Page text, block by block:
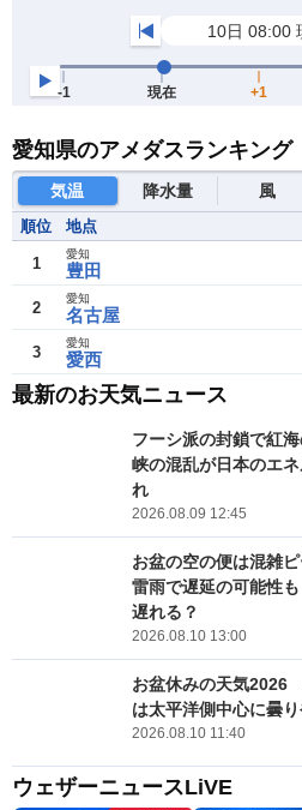
愛知県のアメダスランキング
気温 降水量 風
順位 地点
1 豊田
愛知
2 名古屋
愛知
3 愛西
愛知
最新のお天気ニュース
フーシ派の封鎖で紅
峡の混乱が日本のエ
れ
2026.08.09 12:45
お盆の空の便は混雑
雷雨で遅延の可能性
遅れる？
2026.08.10 13:00
お盆休みの天気
は太平洋側中心に曇
2026.08.10 11:40
ウェザーニュースLiVE